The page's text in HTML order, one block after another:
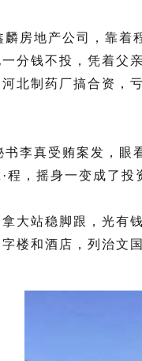
麟房地产公司，靠着
分钱不投，凭着父
北制药厂搞合资，
书李真受贿案发，眼
程，摇身一变成了投
大站稳脚跟，光有
楼和酒店，列治文